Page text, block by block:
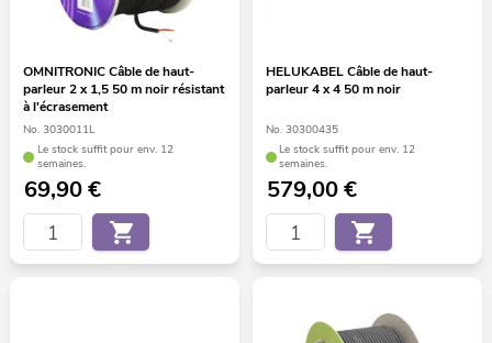
OMNITRONIC Câble de haut-
parleur 2 x 1,5 50 m noir résistant
à l'écrasement
No. 3030011L
Le stock suffit pour env. 12
semaines.
69,90€
HELUKABEL Câble de haut-
parleur 4 x 4 50 m noir
No. 30300435
Le stock suffit pour env. 12
semaines.
579,00€